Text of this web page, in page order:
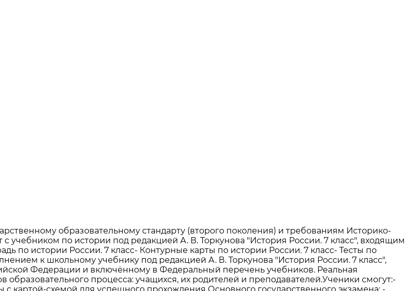
образовательному стандарту (второго поколения) и требованиям Историко-
учебником по истории под редакцией А. В. Торкунова "История России. 7 класс", входящим
по истории России. 7 класс- Контурные карты по истории России. 7 класс- Тесты по
к школьному учебнику под редакцией А. В. Торкунова "История России. 7 класс",
Федерации и включённому в Федеральный перечень учебников. Реальная
образовательного процесса: учащихся, их родителей и преподавателей.Ученики смогут:-